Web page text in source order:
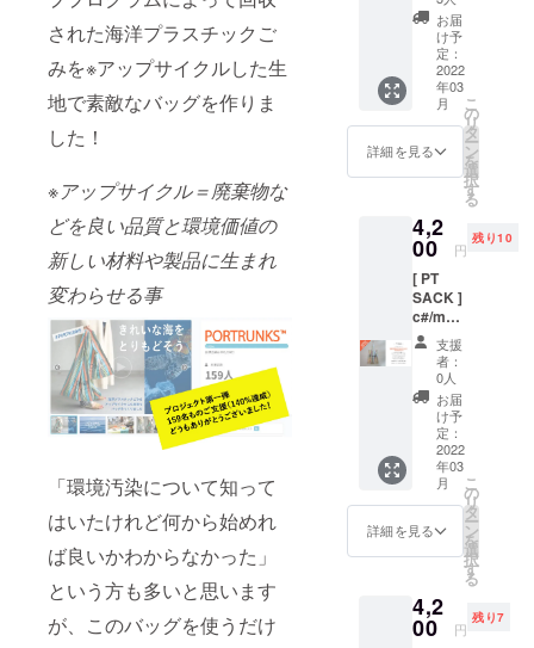
された海洋プラスチックご
みを※アップサイクルした生
地で素敵なバッグを作りま
した！
※アップサイクル＝廃棄物な
どを良い品質と環境価値の
新しい材料や製品に生まれ
変わらせる事
「環境汚染について知って
はいたけれど何から始めれ
ば良いかわからなかった」
という方も多いと思います
が、このバッグを使うだけ
SUPERMAR
KET TOKYO
] ディレク
ター
[PORTRUNK
https://instag
.supermarke
t.tokyo?
r=nametag
https://instag
ram.com/por
r=nametag
ンプル
なトー
ト。限
定10個
を特別
お得に
お届け
するプ
ランで
す。 通
￥5,250
(商品
￥4,500
+消費税
￥450+
送料
￥300)
→20%
OFFの
￥4,200
ベース
生地は
PORTR
UNKS
を象徴
する海
洋プラ
イクル
生地。
内側に
お届
け予
定：
2022
年03
月
詳細を見る
こ
の
リ
タ
ー
ン
を
選
択
す
る
4,2
00 円
残り10
[ PT
SACK ]
c#/multi
（マル
チ）シ
ンプル
なトー
ト。限
定10個
を特別
お得に
お届け
するプ
ランで
す。通
常
(商品
￥4,500
+消費税
支援
者：
0人
お届
け予
定：
2022
年03
月
詳細を見る
こ
の
リ
タ
ー
ン
を
選
択
す
る
4,2
00 円
残り7